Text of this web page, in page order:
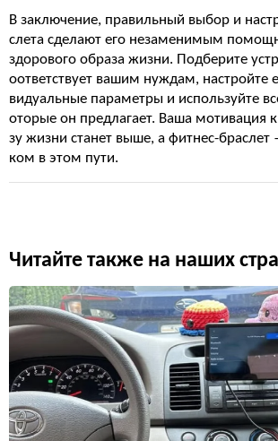
В заключение, правильный выбор и
слета сделают его незаменимым
здорового образа жизни. Подберите
оответствует вашим нуждам, настройте
видуальные параметры и используйте
оторые он предлагает. Ваша мотивация
зу жизни станет выше, а фитнес-
ком в этом пути.
Читайте также на наших